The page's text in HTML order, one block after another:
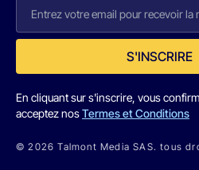
S'INSCRIRE
En cliquant sur s'inscrire, vous
acceptez nosTermes et Conditions
© 2026 Talmont Media SAS. tous